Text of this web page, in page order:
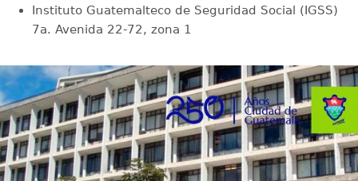
Instituto Guatemalteco de Seguridad Social (IGSS)
7a. Avenida 22-72, zona 1